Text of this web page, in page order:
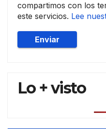
compartimos con los
este servicios. Lee
Lo + visto